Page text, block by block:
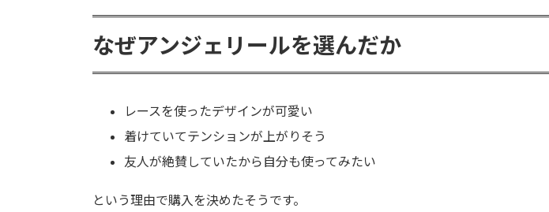
なぜアンジェリールを選んだか
レースを使ったデザインが可愛い
着けていてテンションが上がりそう
友人が絶賛していたから自分も使ってみたい
という理由で購入を決めたそうです。